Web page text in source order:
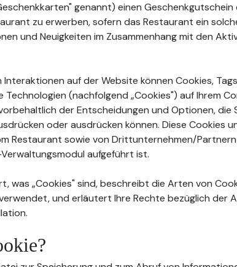
genannt) einen
zu erwerben, sofern das Restaurant ein
und Neuigkeiten im Zusammenhang mit den
Interaktionen auf der Website können Cookies,
Technologien (nachfolgend „Cookies") auf Ihrem
der Entscheidungen und Optionen, die
oder ausdrücken können. Diese Cookies
Restaurant sowie von Drittunternehmen/
aufgeführt ist.
was „Cookies" sind, beschreibt die Arten von
und erläutert Ihre Rechte bezüglich der